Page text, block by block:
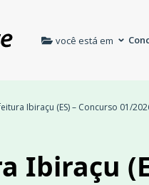
você está em
Ibiraçu (ES) – Concurso 01/
Ibiraçu